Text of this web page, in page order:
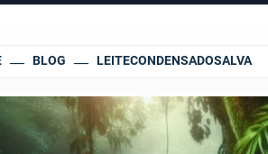
BLOG LEITECONDENSADOSALVA